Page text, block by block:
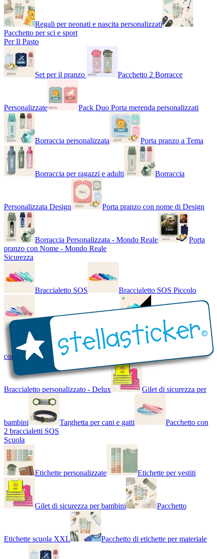
Regali per neonati e nascita personalizzati
Pacchetto per sci e sport
Per Il Pasto
Set per il pranzo Pacchetto 2 Borracce
Personalizzate Pack Duo Porta merenda personalizzati
Borraccia personalizzata Porta pranzo a Tema
Borraccia per ragazzi e adulti Borraccia
Personalizzata Design Porta pranzo con nome di Design
Borraccia Personalizzata - Mondo Reale
Porta
pranzo con Nome - Mondo Reale
Sicurezza
Braccialetto SOS Braccialetto SOS Piccolo
Braccialetto SOS - Bicolore Braccialetto SOS
con Nome - Luminoso
Braccialetto personalizzato - Delux Gilet di sicurezza per
bambini Targhetta per cani e gatti
Pacchetto con
2 braccialetti SOS
Scuola
Etichette personalizzate Etichette per vestiti
Gilet di sicurezza per bambini Pacchetto
Etichette scuola XXL Pacchetto di etichette per materiale